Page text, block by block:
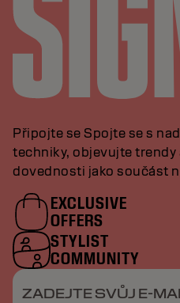
Připojte se Spojte se s
techniky, objevujte trendy
dovednosti jako součást
EXCLUSIVE
OFFERS
STYLIST
COMMUNITY
ZADEJTE SVŮJ E-